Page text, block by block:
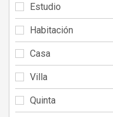
Estudio
Habitación
Casa
Villa
Quinta